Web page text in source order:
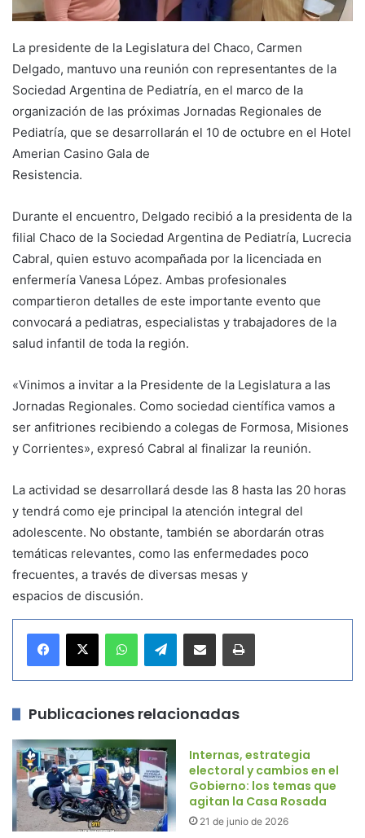
La presidente de la Legislatura del Chaco, Carmen
Delgado, mantuvo una reunión con representantes de la
Sociedad Argentina de Pediatría, en el marco de la
organización de las próximas Jornadas Regionales de
Pediatría, que se desarrollarán el 10 de octubre en el Hotel
Amerian Casino Gala de
Resistencia.
Durante el encuentro, Delgado recibió a la presidenta de la
filial Chaco de la Sociedad Argentina de Pediatría, Lucrecia
Cabral, quien estuvo acompañada por la licenciada en
enfermería Vanesa López. Ambas profesionales
compartieron detalles de este importante evento que
convocará a pediatras, especialistas y trabajadores de la
salud infantil de toda la región.
«Vinimos a invitar a la Presidente de la Legislatura a las
Jornadas Regionales. Como sociedad científica vamos a
ser anfitriones recibiendo a colegas de Formosa, Misiones
y Corrientes», expresó Cabral al finalizar la reunión.
La actividad se desarrollará desde las 8 hasta las 20 horas
y tendrá como eje principal la atención integral del
adolescente. No obstante, también se abordarán otras
temáticas relevantes, como las enfermedades poco
frecuentes, a través de diversas mesas y
espacios de discusión.
Telegram
Publicaciones relacionadas
Internas, estrategia
electoral y cambios en el
Gobierno: los temas que
agitan la Casa Rosada
21 de junio de 2026